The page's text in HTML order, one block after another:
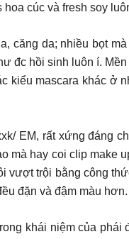
cúc và fresh soy
căng da; nhiều bọt
đc hồi sinh luôn í.
kiểu mascara khác
rất xứng đáng cho
hay coi clip make
vượt trội bằng công
đặn và đậm màu hơn.
khái niệm của